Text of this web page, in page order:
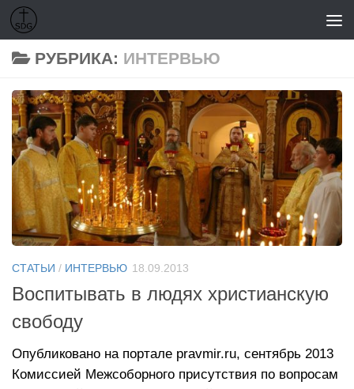
Перейти к содержимому
РУБРИКА: ИНТЕРВЬЮ
СТАТЬИ / ИНТЕРВЬЮ 18.09.2013
Воспитывать в людях христианскую
свободу
Опубликовано на портале pravmir.ru, сентябрь 2013
Комиссией Межсоборного присутствия по вопросам